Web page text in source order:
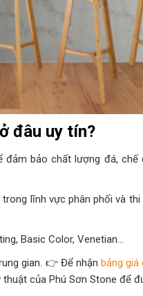
đâu uy tín?
bảo chất lượng đá, chế
lĩnh vực phân phối và
Basic Color, Venetian…
gian. 👉 Để nhậnbảng giá
của Phú Sơn Stone để